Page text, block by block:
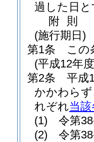
過した日
附 則
(施行期日)
第1条
この
(平成12年
第2条
平成
かかわら
れぞれ当
(1)
令第
(2)
令第